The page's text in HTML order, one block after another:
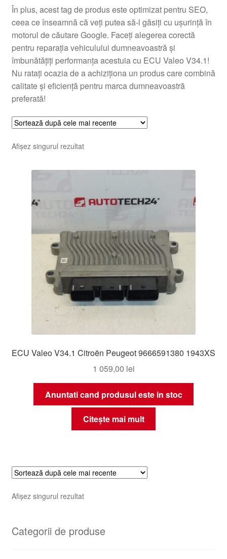
Procedura de reclamație
Termeni si conditii
În plus, acest tag de produs este optimizat pentru SEO,
ceea ce înseamnă că veți putea să-l găsiți cu ușurință în
motorul de căutare Google. Faceți alegerea corectă
pentru reparația vehiculului dumneavoastră și
îmbunătățiți performanța acestuia cu ECU Valeo V34.1!
Nu ratați ocazia de a achiziționa un produs care combină
calitate și eficiență pentru marca dumneavoastră
preferată!
Afișez singurul rezultat
ECU Valeo V34.1 Citroën Peugeot 9666591380 1943XS
1 059,00 lei
Anuntati cand produsul este in stoc
Citește mai mult
Afișez singurul rezultat
Categorii de produse